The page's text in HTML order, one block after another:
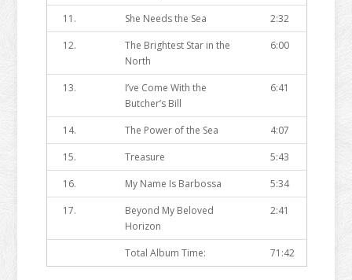
11.
She Needs the Sea
2:32
12.
The Brightest Star in the
North
6:00
13.
I’ve Come With the
Butcher’s Bill
6:41
14. The Power of the Sea
4:07
15.
Treasure
5:43
16.
My Name Is Barbossa
5:34
17.
Beyond My Beloved
Horizon
2:41
Total Album Time: 71:42